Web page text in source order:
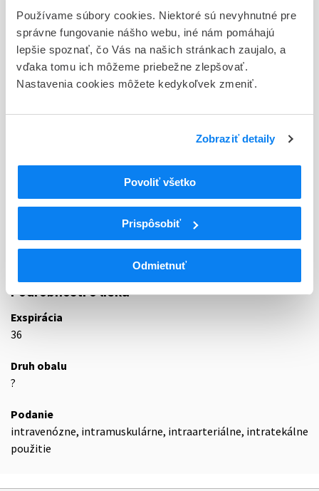
Používame súbory cookies. Niektoré sú nevyhnutné pre
správne fungovanie nášho webu, iné nám pomáhajú
lepšie spoznať, čo Vás na našich stránkach zaujalo, a
vďaka tomu ich môžeme priebežne zlepšovať.
Nastavenia cookies môžete kedykoľvek zmeniť.
Zobraziť detaily
Povoliť všetko
Prispôsobiť
Odmietnuť
Typ registračnej procedúry
Národná
Držiteľ, krajina
Guerbet, Francúzsko
Rôzne (vária)
Kontrastné látky
V08A
Jódované RTG-kontrastné látky
Nízkoosmolárne nefrotropné RTG-
V08AB07
Joverzol
Podrobnosti o lieku
Exspirácia
36
Druh obalu
?
Podanie
intravenózne, intramuskulárne, intraarteriálne, intratekálne
použitie